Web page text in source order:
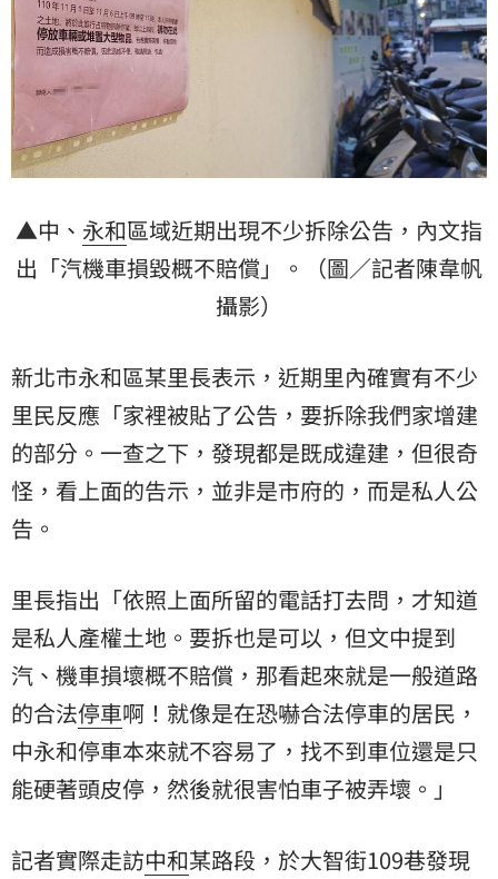
▲中、 永和區域近期出現不少拆除公告，內文指
出「汽機車損毀概不賠償」。（圖／記者陳韋帆
攝影）
新北市永和區某里長表示，近期里內確實有不少
里民反應「家裡被貼了公告，要拆除我們家增建
的部分。一查之下，發現都是既成違建，但很奇
怪，看上面的告示，並非是市府的，而是私人公
告。
里長指出「依照上面所留的電話打去問，才知道
是私人產權土地。要拆也是可以，但文中提到
汽、機車損壞概不賠償，那看起來就是一般道路
的合法停車啊！就像是在恐嚇合法停車的居民，
中永和停車本來就不容易了，找不到車位還是只
能硬著頭皮停，然後就很害怕車子被弄壞。」
記者實際走訪中和某路段，於大智街109巷發現